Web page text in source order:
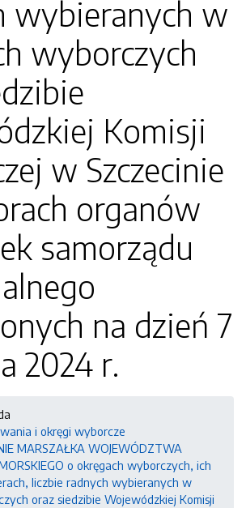
wybieranych w
wyborczych
Komisji
w Szczecinie
organów
samorządu
na dzień 7
2024 r.
i okręgi wyborcze
MARSZAŁKA WOJEWÓDZTWA
o okręgach wyborczych, ich
liczbie radnych wybieranych w
oraz siedzibie Wojewódzkiej Komisji